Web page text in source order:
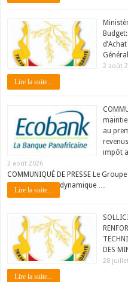
2 août
Lire la suite...
au
impôt
2 août 2026
COMMUNIQUÉ DE PRESSE Le
dynamique …
Lire la suite...
DES
28
Lire la suite...